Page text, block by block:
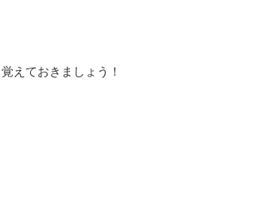
えておきましょう！